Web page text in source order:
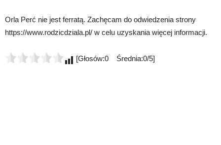
Orla Perć nie jest ferratą. Zachęcam do odwiedzenia strony
https://www.rodzicdziala.pl/ w celu uzyskania więcej informacji.
[Głosów:0 Średnia:0/5]